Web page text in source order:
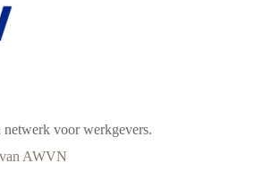
voor werkgevers.
AWVN